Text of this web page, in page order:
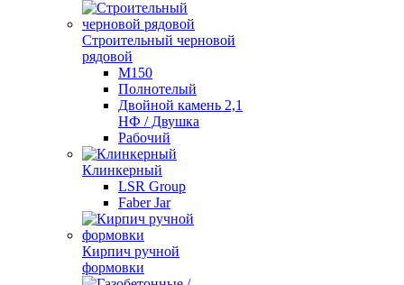
Строительный черновой
рядовой
М150
Полнотелый
Двойной камень 2,1
НФ / Двушка
Рабочий
Клинкерный
LSR Group
Faber Jar
Кирпич ручной
формовки